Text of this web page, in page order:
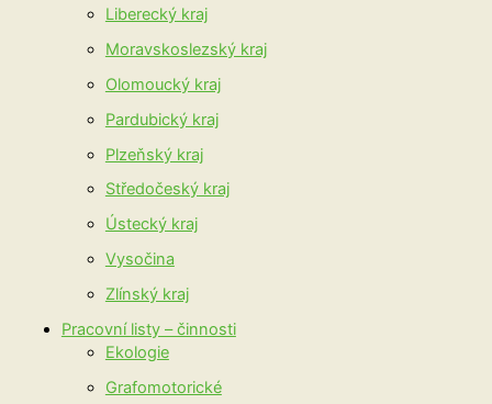
Liberecký kraj
Moravskoslezský kraj
Olomoucký kraj
Pardubický kraj
Plzeňský kraj
Středočeský kraj
Ústecký kraj
Vysočina
Zlínský kraj
Pracovní listy – činnosti
Ekologie
Grafomotorické